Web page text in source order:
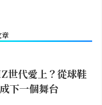
章
世代愛上？從球鞋
下一個舞台